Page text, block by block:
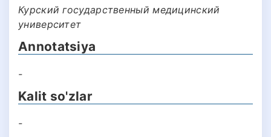
Курский государственный медицинский
университет
Annotatsiya
-
Kalit so'zlar
-